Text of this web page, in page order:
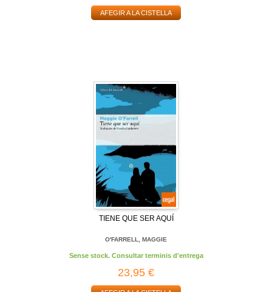
AFEGIR A LA CISTELLA
TIENE QUE SER AQUÍ
O'FARRELL, MAGGIE
Sense stock. Consultar terminis d'entrega
23,95 €